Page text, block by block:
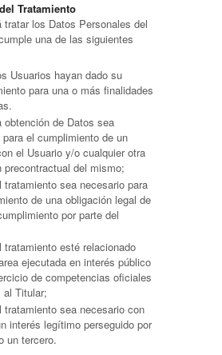
Tratamiento
tratar los Datos Personales del
una de las siguientes
Usuarios hayan dado su
para una o más finalidades
obtención de Datos sea
para el cumplimiento de un
el Usuario y/o cualquier otra
precontractual del mismo;
tratamiento sea necesario para
de una obligación legal de
por parte del
tratamiento esté relacionado
ejecutada en interés público
de competencias oficiales
al Titular;
tratamiento sea necesario con
interés legítimo perseguido por
un tercero.